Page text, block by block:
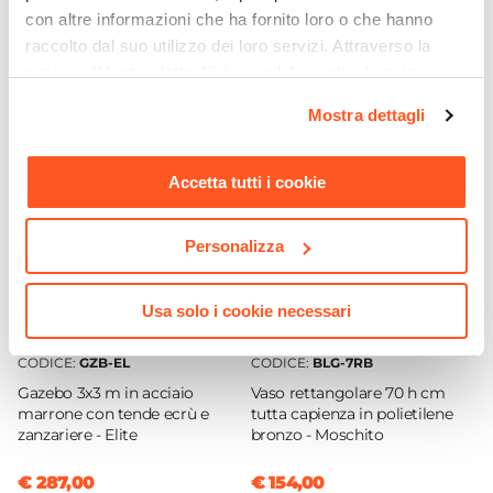
con altre informazioni che ha fornito loro o che hanno
raccolto dal suo utilizzo dei loro servizi. Attraverso la
momento. Per maggiori informazioni si invita a leggere la
Mostra dettagli
Accetta tutti i cookie
Personalizza
Usa solo i cookie necessari
4 elementi
Braccioli
Colore Seduta
Materiale Struttura
Colore Struttura
Impilabile
Si
Caratteristiche Tavolo
Altezza
Lunghezza
Wakanda
CODICE: GZB-EL
Gazebo 3x3 m in acciaio
marrone con tende ecrù e
zanzariere - Elite
€ 287,00
CODICE: BLG-7RB
Vaso rettangolare 70 h cm
tutta capienza in polietilene
bronzo - Moschito
€ 154,00